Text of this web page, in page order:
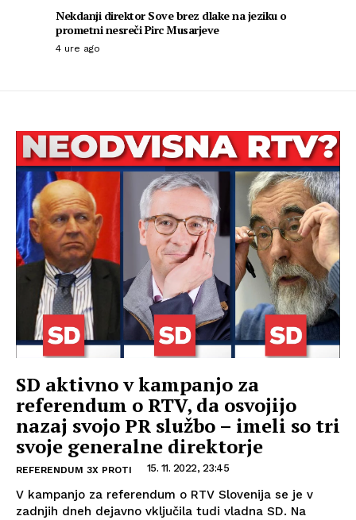
Nekdanji direktor Sove brez dlake na jeziku o
prometni nesreči Pirc Musarjeve
4 ure ago
SD aktivno v kampanjo za
referendum o RTV, da osvojijo
nazaj svojo PR službo – imeli so tri
svoje generalne direktorje
REFERENDUM 3X PROTI 15. 11. 2022, 23:45
V kampanjo za referendum o RTV Slovenija se je v
zadnjih dneh dejavno vključila tudi vladna SD. Na